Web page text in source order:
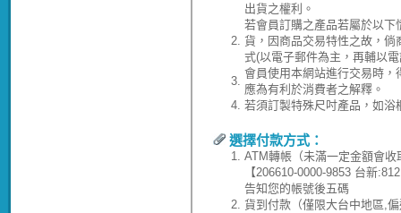
出貨之權利。
2.
若會員訂購之產品若屬於以
貨，因商品交易特性之故，
式(以電子郵件為主，再輔以
3.
會員使用本網站進行交易時
應為有利於消費者之解釋。
4. 若須訂製特殊尺吋產品，如
選擇付款方式：
1. ATM轉帳（未滿一定金額會
【206610-0000-9853 台新
告知您的帳號後五碼
2. 貨到付款（僅限大台中地區,